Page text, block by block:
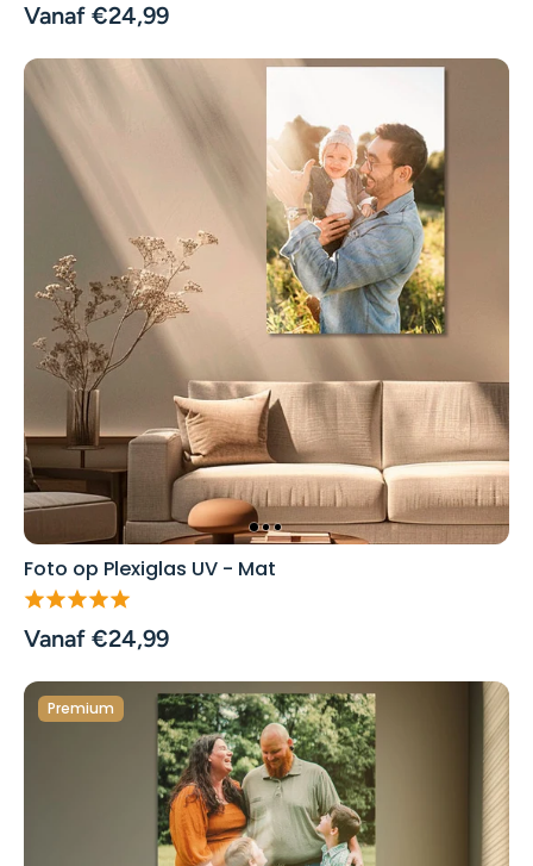
Vanaf €24,99
Foto op Plexiglas UV - Mat
Vanaf €24,99
Premium